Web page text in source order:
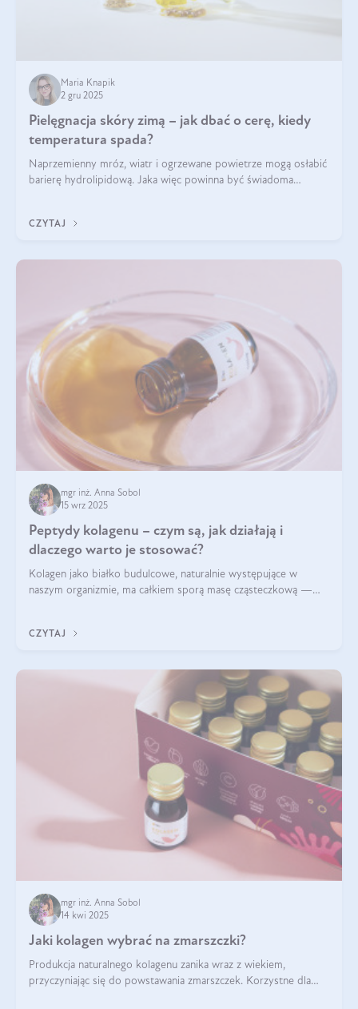
Maria Knapik
2 gru 2025
Pielęgnacja skóry zimą – jak dbać o cerę, kiedy
temperatura spada?
Naprzemienny mróz, wiatr i ogrzewane powietrze mogą osłabić
barierę hydrolipidową. Jaka więc powinna być świadoma
CZYTAJ
mgr inż. Anna Sobol
15 wrz 2025
Peptydy kolagenu – czym są, jak działają i
dlaczego warto je stosować?
Kolagen jako białko budulcowe, naturalnie występujące w
naszym organizmie, ma całkiem sporą masę cząsteczkową —
bardziej biodostępny
CZYTAJ
mgr inż. Anna Sobol
14 kwi 2025
Jaki kolagen wybrać na zmarszczki?
Produkcja naturalnego kolagenu zanika wraz z wiekiem,
przyczyniając się do powstawania zmarszczek. Korzystne dla